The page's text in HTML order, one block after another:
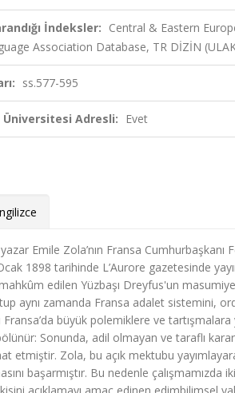
İndeksler: Central & Eastern
Association Database, TR DİZİN
ss.577-595
Üniversitesi Adresli: Evet
Emile Zola’nın Fransa Cumhurbaşkanı
1898 tarihinde L’Aurore gazetesinde
edilen Yüzbaşı Dreyfus'un
aynı zamanda Fransa adalet sistemini,
Fransa’da büyük polemiklere ve
Sonunda, adil olmayan ve taraflı
etmiştir. Zola, bu açık mektubu
başarmıştır. Bu nedenle çalışmamızda